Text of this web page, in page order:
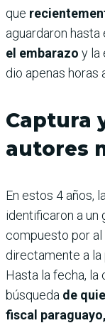
que
aguardaron hasta
el embarazo y la
dio apenas horas
Captura
autores
En estos 4 años,
identificaron a un
compuesto por al
directamente a
Hasta la fecha, la
búsqueda de
fiscal